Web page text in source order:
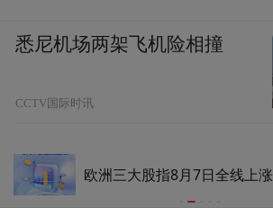
欧洲三大股指8月7日全线上涨
悉尼机场两架飞机险相撞
CCTV国际时讯